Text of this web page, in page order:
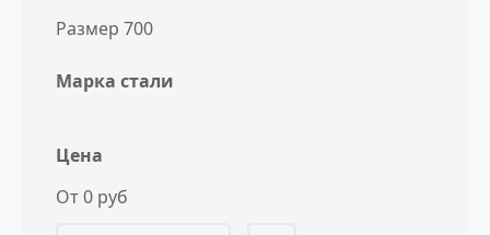
Размер 700
Марка стали
Цена
От 0 руб